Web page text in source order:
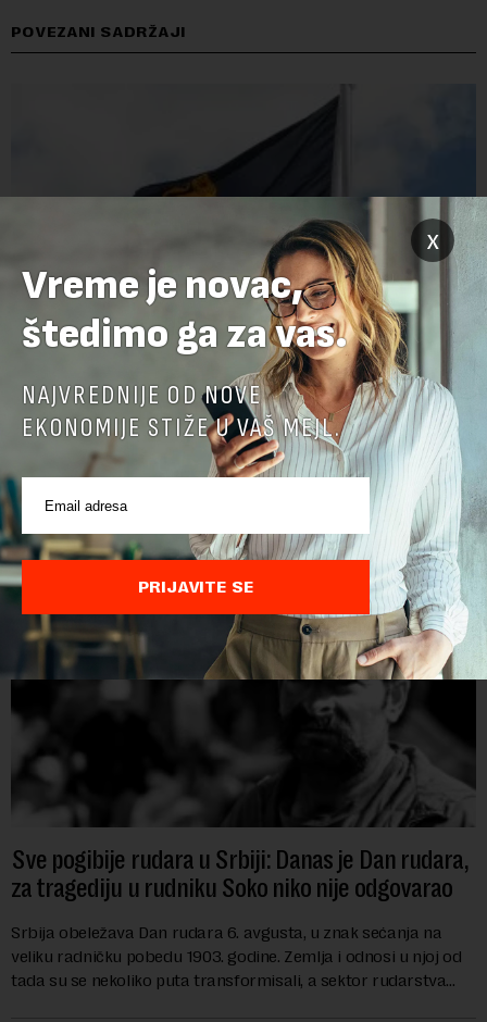
POVEZANI SADRŽAJI
Papua Nova Gvineja potvrdila učešće na Ekspo
2027
Papua Nova Gvineja jedna je od 141 međunarodne učesnice
koje su do sada potvrdile učešće na specijalizovanoj
međunarodnoj izložbi "Ekspu 2027" Beograd, gde će predstaviti
Sve pogibije rudara u Srbiji: Danas je Dan rudara,
za tragediju u rudniku Soko niko nije odgovarao
Srbija obeležava Dan rudara 6. avgusta, u znak sećanja na
veliku radničku pobedu 1903. godine. Zemlja i odnosi u njoj od
tada su se nekoliko puta transformisali, a sektor rudarstva
x
Vreme je novac,
štedimo ga za vas.
NAJVREDNIJE OD NOVE
EKONOMIJE STIŽE U VAŠ MEJL.
PRIJAVITE SE